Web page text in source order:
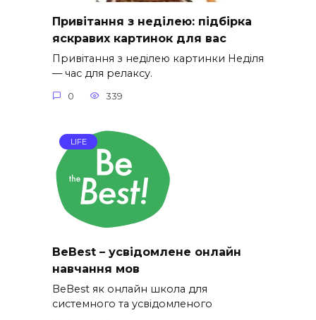
Привітання з неділею: підбірка
яскравих картинок для вас
Привітання з неділею картинки Неділя
— час для релаксу.
0 339
LIFE
BeBest – усвідомлене онлайн
навчання мов
BeBest як онлайн школа для
системного та усвідомленого